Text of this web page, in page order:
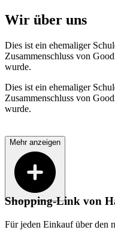
Wir über uns
Dies ist ein ehemaliger
Zusammenschluss von
wurde.
Dies ist ein ehemaliger
Zusammenschluss von
wurde.
Mehr anzeigen
Shopping-Link von
Für jeden Einkauf über den